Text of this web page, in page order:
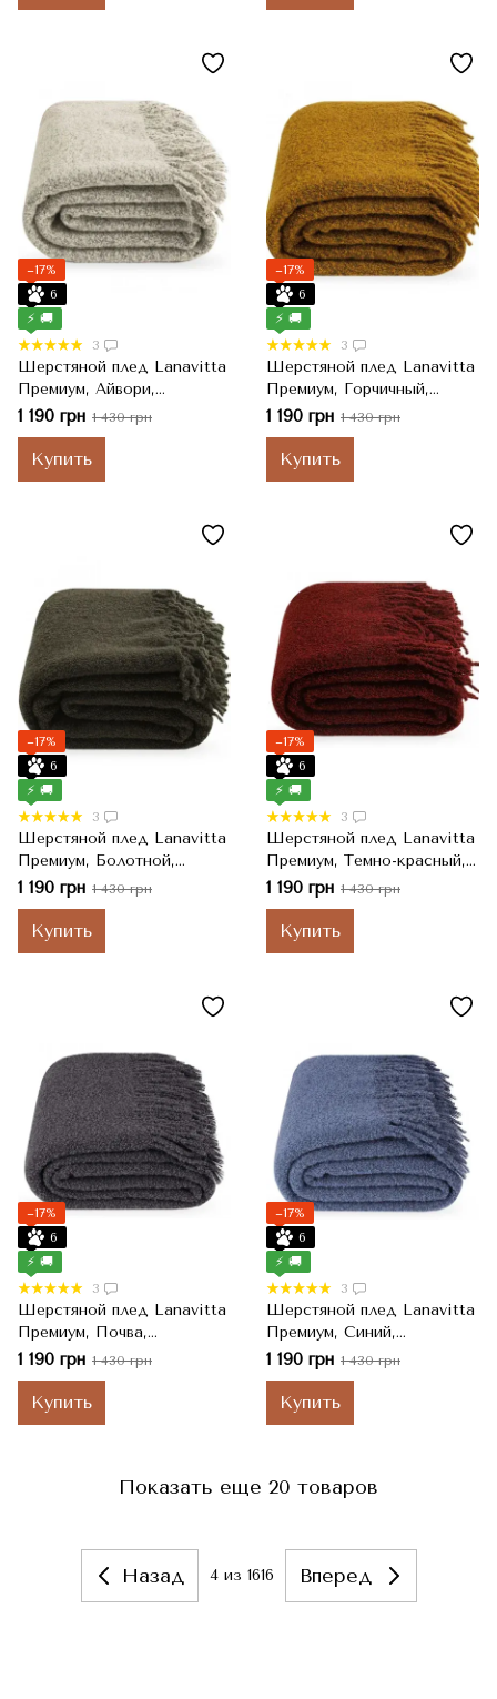
−17%
6
⚡ 🚚
3
Шерстяной плед Lanavitta
Премиум, Айвори,
Полуторный, 140x200 см
1 190 грн 1 430 грн
Купить
−17%
6
⚡ 🚚
3
Шерстяной плед Lanavitta
Премиум, Горчичный,
Полуторный, 140x200 см
1 190 грн 1 430 грн
Купить
−17%
6
⚡ 🚚
3
Шерстяной плед Lanavitta
Премиум, Болотной,
Полуторный, 140x200 см
1 190 грн 1 430 грн
Купить
−17%
6
⚡ 🚚
3
Шерстяной плед Lanavitta
Премиум, Темно-красный,
Полуторный, 140x200 см
1 190 грн 1 430 грн
Купить
−17%
6
⚡ 🚚
3
Шерстяной плед Lanavitta
Премиум, Почва,
Полуторный, 140x200 см
1 190 грн 1 430 грн
Купить
−17%
6
⚡ 🚚
3
Шерстяной плед Lanavitta
Премиум, Синий,
Полуторный, 140x200 см
1 190 грн 1 430 грн
Купить
Показать еще 20 товаров
Назад 4из 1616 Вперед